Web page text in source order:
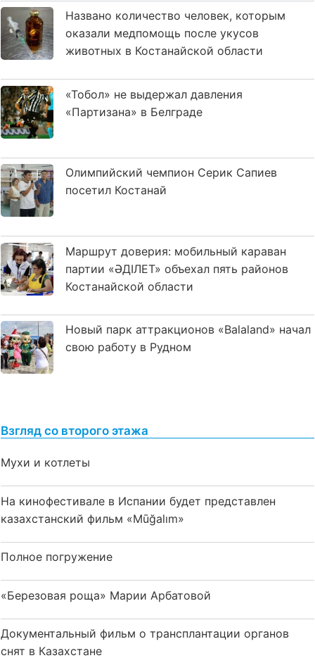
Названо количество человек, которым
оказали медпомощь после укусов
животных в Костанайской области
«Тобол» не выдержал давления
«Партизана» в Белграде
Олимпийский чемпион Серик Сапиев
посетил Костанай
Маршрут доверия: мобильный караван
партии «ӘДІЛЕТ» объехал пять районов
Костанайской области
Новый парк аттракционов «Balaland» начал
свою работу в Рудном
Взгляд со второго этажа
Мухи и котлеты
На кинофестивале в Испании будет представлен
казахстанский фильм «Mūğalım»
Полное погружение
«Березовая роща» Марии Арбатовой
Документальный фильм о трансплантации органов
снят в Казахстане